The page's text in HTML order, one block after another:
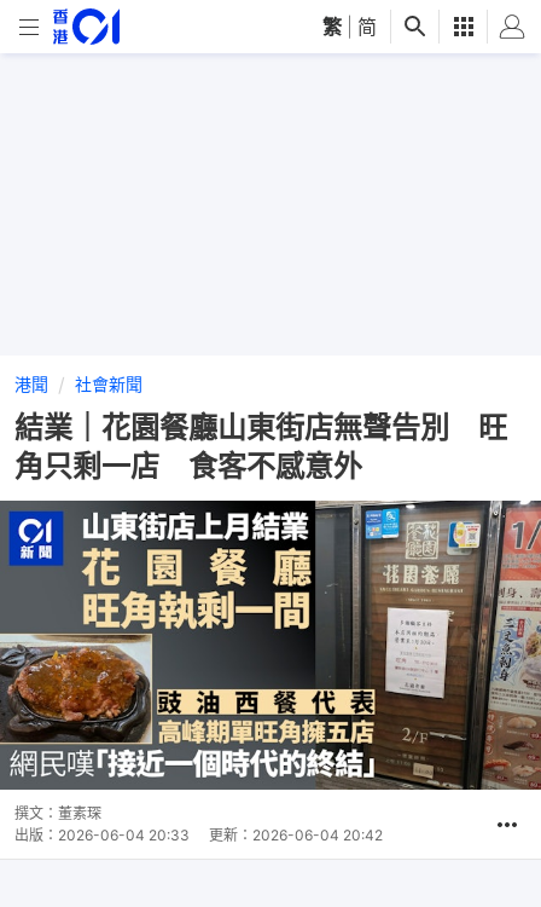
繁 简
港聞 社會新聞
結業｜花園餐廳山東街店無聲告別 旺
角只剩一店 食客不感意外
撰文： 董素琛
出版： 2026-06-04 20:33 更新： 2026-06-04 20:42